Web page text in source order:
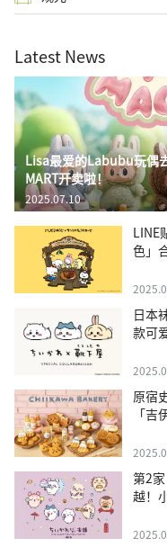
Latest News
Lisa最爱的Labubu玩偶
MART开卖啦！
2025.07.10
LINE
色」
日本
款可
原宿
「
第2
越！